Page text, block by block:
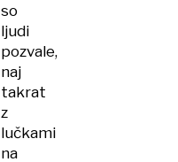
so
ljudi
pozvale,
naj
takrat
z
lučkami
na